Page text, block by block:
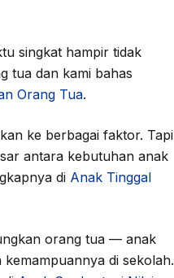
singkat hampir tidak
tua dan kami bahas
Orang Tua.
ke berbagai faktor. Tapi
antara kebutuhan anak
di Anak Tinggal
orang tua — anak
di sekolah.